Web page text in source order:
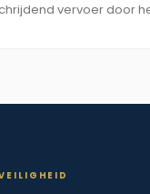
vervoer door